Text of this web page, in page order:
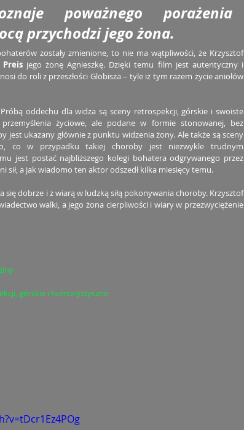
poważnego porażenia
przychodzi jego żona.
zostały zmienione, to nie ma wątpliwości, że Krzysztof
Preis jego żonę Agnieszkę. Dzięki temu film jest autentyczny i
do roli z przeszłości Globisza – tyle iż tym razem życie aniołów
oddechu dla widza są sceny retrospekcji, górskie i swoiste
życiowe, ale podane w formie stonowanej, bez
jest ukazany głównie z punktu widzenia żony. Ale także są sceny
co w przypadku takiej choroby jest niezwykle trudnym
jest postać najbliższego kolegi bohatera odgrywanego przez
sił, a jak wiadomo ten aktor odszedł kilka miesięcy temu.
dobrze i z wiarą w ludzką siłą pokonywania choroby. Krzysztof
walki, a jego żona cierpliwości i wiary w przezwyciężenie
górskie i humorystyczne